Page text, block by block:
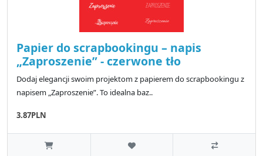
Papier do scrapbookingu – napis
„Zaproszenie” - czerwone tło
Dodaj elegancji swoim projektom z papierem do scrapbookingu z
napisem „Zaproszenie”. To idealna baz..
3.87PLN